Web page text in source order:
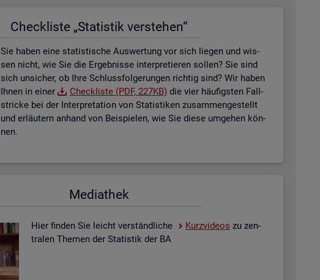
Check­lis­te „Sta­tis­tik ver­ste­hen“
Sie haben eine sta­tis­ti­sche Aus­wer­tung vor sich lie­gen und wis­
sen nicht, wie Sie die Er­geb­nis­se in­ter­pre­tie­ren sol­len? Sie sind
sich un­si­cher, ob Ihre Schluss­fol­ge­run­gen rich­tig sind? Wir haben
Ihnen in einer
Check­lis­te (PDF, 227KB) die vier häu­figs­ten Fall­
stri­cke bei der In­ter­pre­ta­ti­on von Sta­tis­ti­ken zu­sam­men­ge­stellt
und er­läu­tern an­hand von Bei­spie­len, wie Sie diese um­ge­hen kön­
nen.
Me­dia­thek
Hier fin­den Sie leicht ver­ständ­li­che Kurz­vi­de­os zu zen­
tra­len The­men der Sta­tis­tik der BA